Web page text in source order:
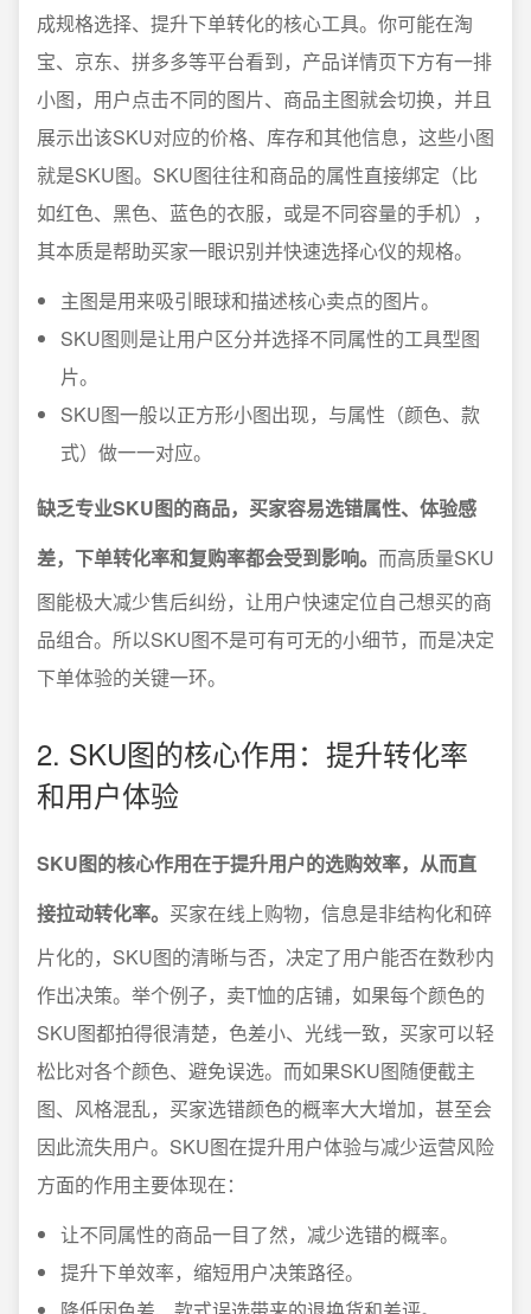
成规格选择、提升下单转化的核心工具。你可能在淘
宝、京东、拼多多等平台看到，产品详情页下方有一排
小图，用户点击不同的图片、商品主图就会切换，并且
展示出该SKU对应的价格、库存和其他信息，这些小图
就是SKU图。SKU图往往和商品的属性直接绑定（比
如红色、黑色、蓝色的衣服，或是不同容量的手机），
其本质是帮助买家一眼识别并快速选择心仪的规格。
主图是用来吸引眼球和描述核心卖点的图片。
SKU图则是让用户区分并选择不同属性的工具型图
片。
SKU图一般以正方形小图出现，与属性（颜色、款
式）做一一对应。
缺乏专业SKU图的商品，买家容易选错属性、体验感
差，下单转化率和复购率都会受到影响。 而高质量SKU
图能极大减少售后纠纷，让用户快速定位自己想买的商
品组合。所以SKU图不是可有可无的小细节，而是决定
下单体验的关键一环。
2. SKU图的核心作用：提升转化率
和用户体验
SKU图的核心作用在于提升用户的选购效率，从而直
接拉动转化率。 买家在线上购物，信息是非结构化和碎
片化的，SKU图的清晰与否，决定了用户能否在数秒内
作出决策。举个例子，卖T恤的店铺，如果每个颜色的
SKU图都拍得很清楚，色差小、光线一致，买家可以轻
松比对各个颜色、避免误选。而如果SKU图随便截主
图、风格混乱，买家选错颜色的概率大大增加，甚至会
因此流失用户。SKU图在提升用户体验与减少运营风险
方面的作用主要体现在：
让不同属性的商品一目了然，减少选错的概率。
提升下单效率，缩短用户决策路径。